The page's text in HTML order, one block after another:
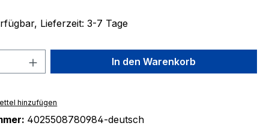
Lieferzeit: 3-7 Tage
Anzahl: Gib den gewünschten Wert
In den Warenkorb
hinzufügen
4025508780984-deutsch